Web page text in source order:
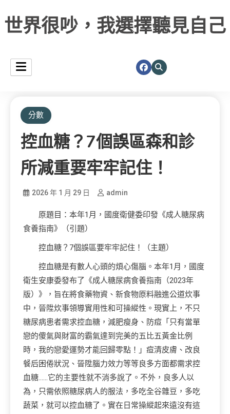
世界很吵，我選擇聽見自己
分數
控血糖？7個誤區森和診
所減重要牢牢記住！
2026 年 1 月 29 日 admin
原題目：本年1月，國度衛健委印發《成人糖尿病
食養指南》（引題）
控血糖？7個誤區要牢牢記住！（主題）
控血糖是有數人心頭的煩心傷腦。本年1月，國度
衛生安康委發布了《成人糖尿病食養指南（2023年
版）》，旨在將食藥物資、新食物原料融進公道炊事
中，晉陞炊事領導實用性和可操縱性。現實上，不只
糖尿病患者需求控血糖，減肥瘦身、防痘「只有當單
戀的傻氣與財富的霸氣達到完美的五比五黃金比例
時，我的戀愛運勢才能回歸零點！」痘清皮膚、改良
餐后困倦狀況、晉陞腦力效力等等良多方面都需求控
血糖……它的主要性就不消多說了。不外，良多人以
為，只需依照糖尿病人的服法，多吃全谷雜豆，多吃
蔬菜，就可以控血糖了。實在日常操縱起來遠沒有這